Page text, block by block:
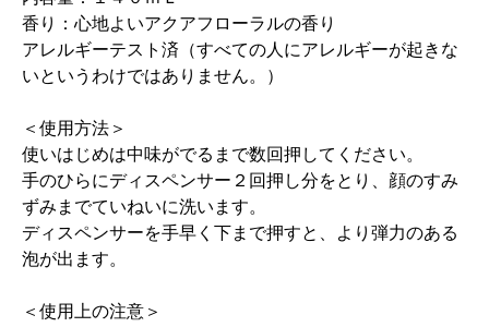
香り：心地よいアクアフローラルの香り
アレルギーテスト済（すべての人にアレルギーが起きな
いというわけではありません。）
＜使用方法＞
使いはじめは中味がでるまで数回押してください。
手のひらにディスペンサー２回押し分をとり、顔のすみ
ずみまでていねいに洗います。
ディスペンサーを手早く下まで押すと、より弾力のある
泡が出ます。
＜使用上の注意＞